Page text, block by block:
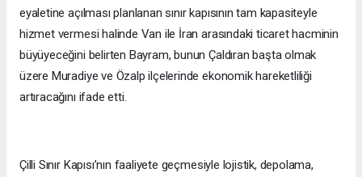
eyaletine açılması planlanan sınır kapısının tam kapasiteyle
hizmet vermesi halinde Van ile İran arasındaki ticaret hacminin
büyüyeceğini belirten Bayram, bunun Çaldıran başta olmak
üzere Muradiye ve Özalp ilçelerinde ekonomik hareketliliği
artıracağını ifade etti.
Çilli Sınır Kapısı’nın faaliyete geçmesiyle lojistik, depolama,